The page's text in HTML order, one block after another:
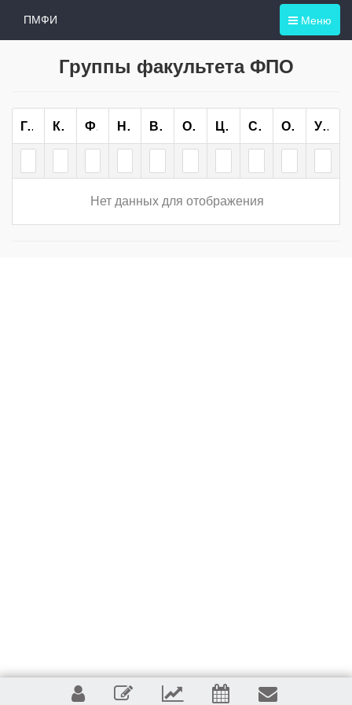
Меню
ПМФИ
Группы факультета ФПО
Группа Курс Форма Обучения Направление/специальность Всего ОО ЦН СН ОП Учебный План
Нет данных для отображения